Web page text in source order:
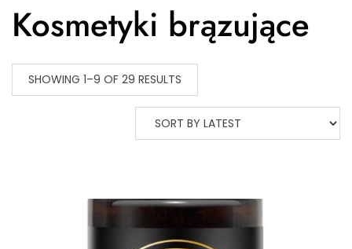
Kosmetyki brązujące
SHOWING 1–9 OF 29 RESULTS